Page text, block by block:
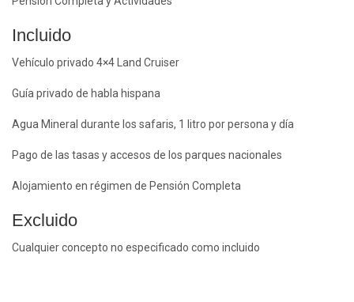
Incluido
Vehículo privado 4×4 Land Cruiser
Guía privado de habla hispana
Agua Mineral durante los safaris, 1 litro por persona y día
Pago de las tasas y accesos de los parques nacionales
Alojamiento en régimen de Pensión Completa
Excluido
Cualquier concepto no especificado como incluido